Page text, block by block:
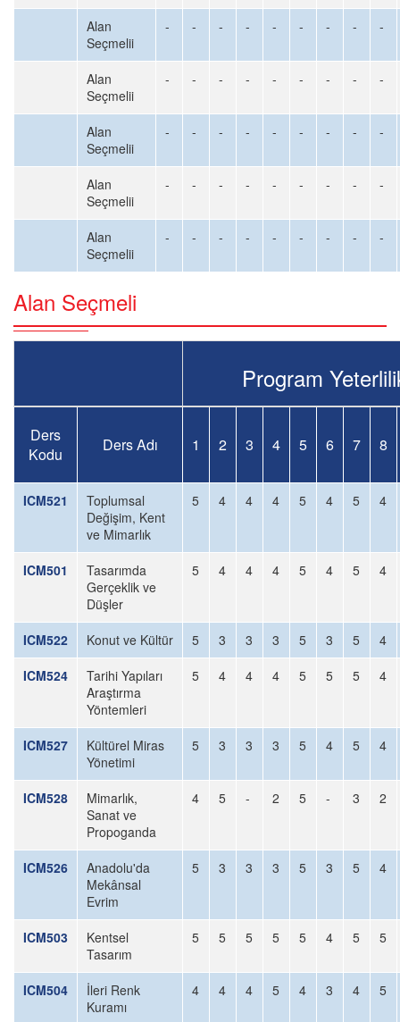
Alan
Seçmelii
- - - - - - - - -
Alan
Seçmelii
- - - - - - - - -
Alan
Seçmelii
- - - - - - - - -
Alan
Seçmelii
- - - - - - - - -
Alan
Seçmelii
- - - - - - - - -
Alan Seçmeli
Program
Ders
Kodu
Ders Adı 1 2 3 4 5 6 7 8
ICM521
Toplumsal
Değişim, Kent
ve Mimarlık
5 4 4 4 5 4 5 4
ICM501
Tasarımda
Gerçeklik ve
Düşler
5 4 4 4 5 4 5 4
ICM522 Konut ve Kültür 5 3 3 3 5 3 5
4
ICM524
Tarihi Yapıları
Araştırma
Yöntemleri
5 4 4 4 5 5 5 4
ICM527
Kültürel Miras
Yönetimi
5 3 3 3 5 4 5 4
ICM528
Mimarlık,
Sanat ve
Propoganda
4 5 - 2 5 - 3 2
ICM526
Anadolu'da
Mekânsal
Evrim
5 3 3 3 5 3 5 4
ICM503
Kentsel
Tasarım
5 5 5 5 5 4 5 5
ICM504
İleri Renk
Kuramı
4 4 4 5 4 3 4 5